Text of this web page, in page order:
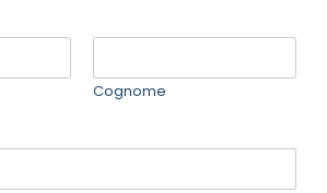
Cognome